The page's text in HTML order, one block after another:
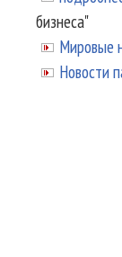
бизнеса"
Мировые
Новости